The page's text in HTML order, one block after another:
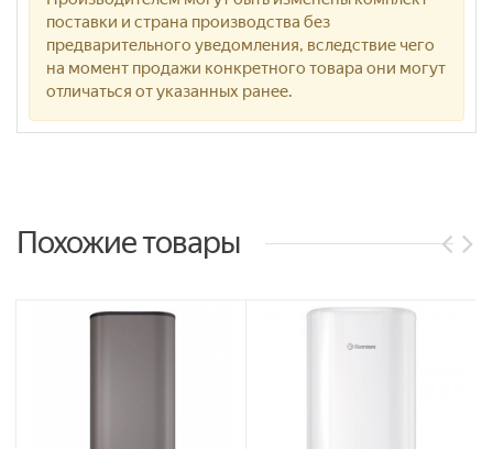
поставки и страна производства без
предварительного уведомления, вследствие чего
на момент продажи конкретного товара они могут
отличаться от указанных ранее.
Похожие товары